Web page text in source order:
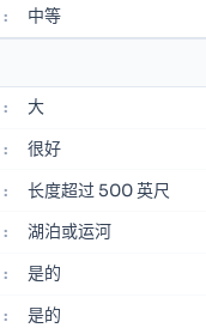
: 中等
: 大
: 很好
: 长度超过 500 英尺
: 湖泊或运河
: 是的
: 是的